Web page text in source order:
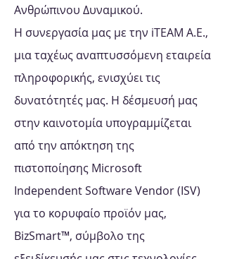
Ανθρώπινου Δυναμικού.
Η συνεργασία μας με την iΤΕΑΜ Α.Ε.,
μια ταχέως αναπτυσσόμενη εταιρεία
πληροφορικής, ενισχύει τις
δυνατότητές μας. Η δέσμευσή μας
στην καινοτομία υπογραμμίζεται
από την απόκτηση της
πιστοποίησης Microsoft
Independent Software Vendor (ISV)
για το κορυφαίο προϊόν μας,
BizSmart™, σύμβολο της